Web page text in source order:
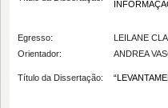
Egresso:
LEILANE
Orientador:
ANDREA
Título da Dissertação: